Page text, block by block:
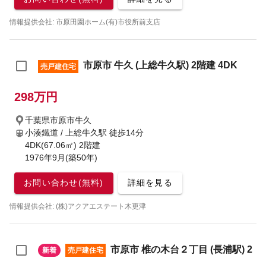
情報提供会社: 市原田園ホーム(有)市役所前支店
売戸建住宅 市原市 牛久 (上総牛久駅) 2階建 4DK
298万円
千葉県市原市牛久
小湊鐵道 / 上総牛久駅 徒歩14分
4DK(67.06㎡) 2階建
1976年9月(築50年)
お問い合わせ(無料) 詳細を見る
情報提供会社: (株)アクアエステート木更津
新着 売戸建住宅
市原市 椎の木台２丁目 (長浦駅) 2